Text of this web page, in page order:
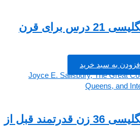
کتاب صوتی انگلیسی 21 درس برای قرن
افزودن به سبد خرید
کتاب صوتی انگلیسی 36 زن قدرتمند قبل از